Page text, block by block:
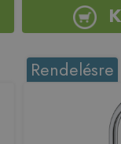
Rendelésre